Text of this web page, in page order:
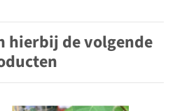
hierbij de volgende